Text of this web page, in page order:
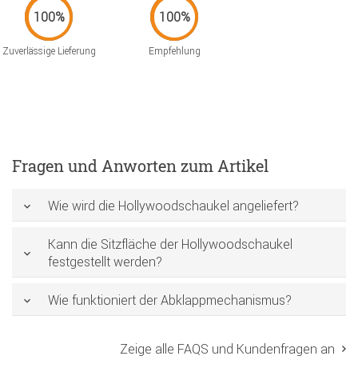
Zuverlässige Lieferung Empfehlung
Fragen und Anworten zum Artikel
Wie wird die Hollywoodschaukel angeliefert?
Kann die Sitzfläche der Hollywoodschaukel
festgestellt werden?
Wie funktioniert der Abklappmechanismus?
Zeige alle FAQS und Kundenfragen an